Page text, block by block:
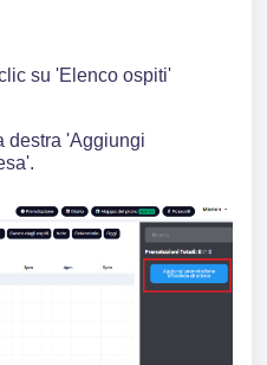
su 'Elenco ospiti'
destra 'Aggiungi